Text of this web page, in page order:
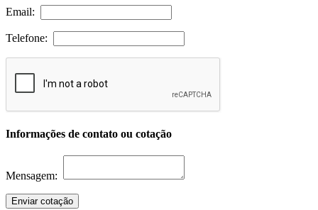
Email:
Telefone:
Informações de contato ou cotação
Mensagem:
Enviar cotação